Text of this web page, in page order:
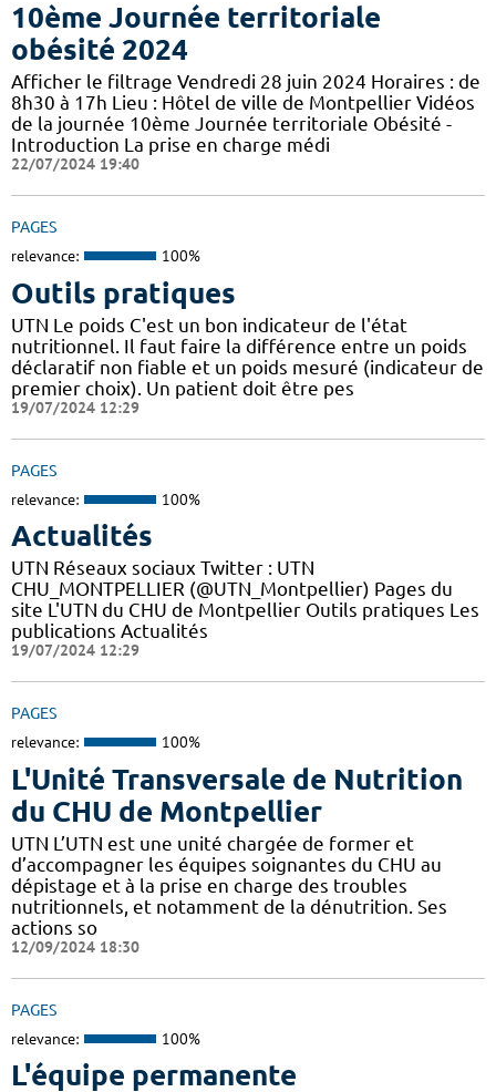
10ème Journée territoriale
obésité 2024
Afficher le filtrage Vendredi 28 juin 2024 Horaires : de
8h30 à 17h Lieu : Hôtel de ville de Montpellier Vidéos
de la journée 10ème Journée territoriale Obésité -
Introduction La prise en charge médi
22/07/2024 19:40
PAGES
relevance: 100%
Outils pratiques
UTN Le poids C'est un bon indicateur de l'état
nutritionnel. Il faut faire la différence entre un poids
déclaratif non fiable et un poids mesuré (indicateur de
premier choix). Un patient doit être pes
19/07/2024 12:29
PAGES
relevance: 100%
Actualités
UTN Réseaux sociaux Twitter : UTN
CHU_MONTPELLIER (@UTN_Montpellier) Pages du
site L'UTN du CHU de Montpellier Outils pratiques Les
publications Actualités
19/07/2024 12:29
PAGES
relevance: 100%
L'Unité Transversale de Nutrition
du CHU de Montpellier
UTN L’UTN est une unité chargée de former et
d’accompagner les équipes soignantes du CHU au
dépistage et à la prise en charge des troubles
nutritionnels, et notamment de la dénutrition. Ses
actions so
12/09/2024 18:30
PAGES
relevance: 100%
L'équipe permanente